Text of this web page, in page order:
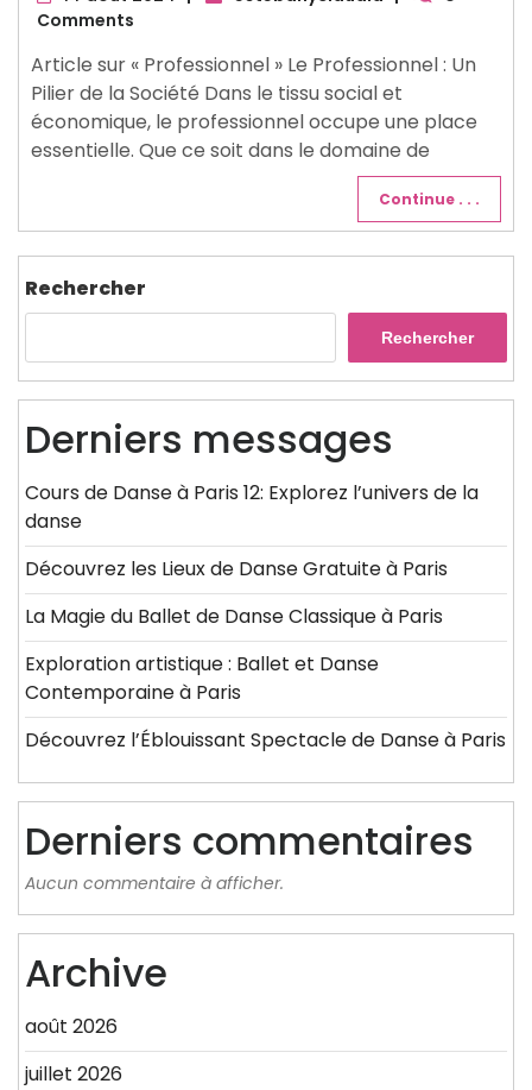
Comments
Article sur « Professionnel » Le Professionnel : Un
Pilier de la Société Dans le tissu social et
économique, le professionnel occupe une place
essentielle. Que ce soit dans le domaine de
Continue . . .
Rechercher
Rechercher
Derniers messages
Cours de Danse à Paris 12: Explorez l’univers de la
danse
Découvrez les Lieux de Danse Gratuite à Paris
La Magie du Ballet de Danse Classique à Paris
Exploration artistique : Ballet et Danse
Contemporaine à Paris
Découvrez l’Éblouissant Spectacle de Danse à Paris
Derniers commentaires
Aucun commentaire à afficher.
Archive
août 2026
juillet 2026